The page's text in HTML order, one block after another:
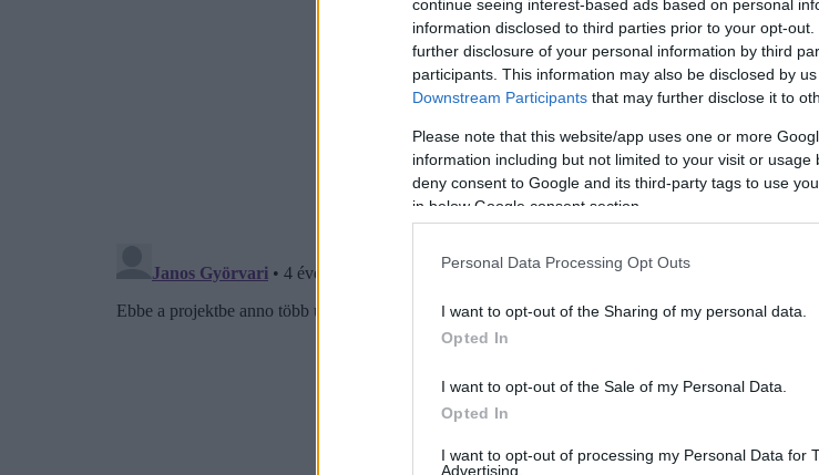
continue seeing interest-based ads based on personal
information disclosed to third parties prior to your opt-
further disclosure of your personal information by third
participants. This information may also be disclosed by
Downstream Participants that may further disclose it to
Please note that this website/app uses one or more
information including but not limited to your visit or
deny consent to Google and its third-party tags to use
in below Google consent section.
Personal Data Processing Opt Outs
I want to opt-out of the Sharing of my personal data.
Opted In
I want to opt-out of the Sale of my Personal Data.
Opted In
I want to opt-out of processing my Personal Data for
Advertising.